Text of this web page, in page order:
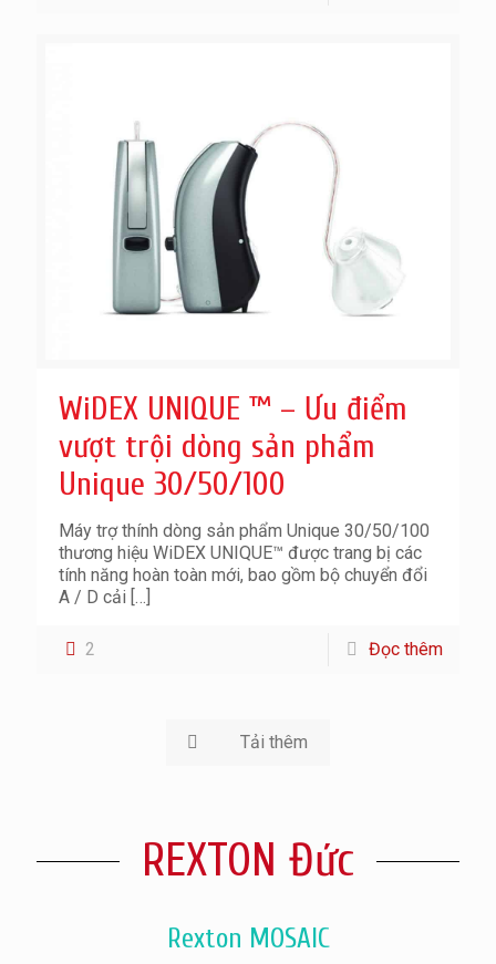
WiDEX UNIQUE ™ – Ưu điểm
vượt trội dòng sản phẩm
Unique 30/50/100
Máy trợ thính dòng sản phẩm Unique 30/50/100
thương hiệu WiDEX UNIQUE™ được trang bị các
tính năng hoàn toàn mới, bao gồm bộ chuyển đổi
A / D cải […]
2 Đọc thêm
Tải thêm
REXTON Đức
Rexton MOSAIC